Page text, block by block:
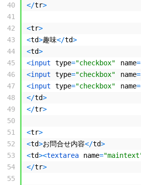
40
41
42
43
44
45
46
47
48
49
50
51
52
53
54
55
</tr>
<tr>
<td>趣味</td>
<td>
<input type="checkbox" name=
<input type="checkbox" name=
<input type="checkbox" name=
</td>
</tr>
<tr>
<td>お問合せ内容</td>
<td><textarea name=
</tr>